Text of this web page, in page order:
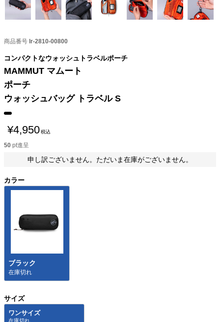
商品番号 lr-2810-00800
コンパクトなウォッシュトラベルポーチ
MAMMUT マムート
ポーチ
ウォッシュバッグ トラベル S
¥4,950税込
50 pt進呈
申し訳ございません。ただいま在庫がございません。
カラー
ブラック
在庫切れ
サイズ
ワンサイズ